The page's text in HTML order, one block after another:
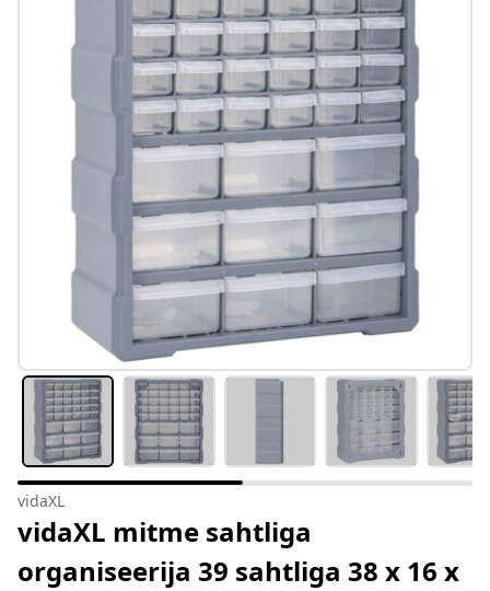
#sharemevidaxl
vidaXL
vidaXL mitme sahtliga
organiseerija 39 sahtliga 38 x 16 x